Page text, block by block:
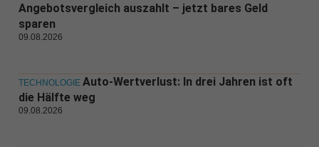
Angebotsvergleich auszahlt – jetzt bares Geld
sparen
09.08.2026
TECHNOLOGIE Auto-Wertverlust: In drei Jahren ist oft
die Hälfte weg
09.08.2026